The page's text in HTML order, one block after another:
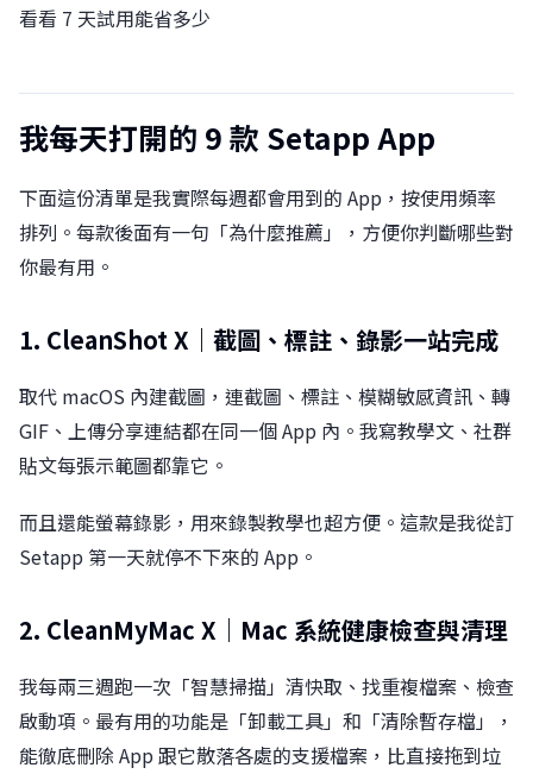
看看 7 天試用能省多少
我每天打開的 9 款 Setapp App
下面這份清單是我實際每週都會用到的 App，按使用頻率
排列。每款後面有一句「為什麼推薦」，方便你判斷哪些對
你最有用。
1. CleanShot X｜截圖、標註、錄影一站完成
取代 macOS 內建截圖，連截圖、標註、模糊敏感資訊、轉
GIF、上傳分享連結都在同一個 App 內。我寫教學文、社群
貼文每張示範圖都靠它。
而且還能螢幕錄影，用來錄製教學也超方便。這款是我從訂
Setapp 第一天就停不下來的 App。
2. CleanMyMac X｜Mac 系統健康檢查與清理
我每兩三週跑一次「智慧掃描」清快取、找重複檔案、檢查
啟動項。最有用的功能是「卸載工具」和「清除暫存檔」，
能徹底刪除 App 跟它散落各處的支援檔案，比直接拖到垃